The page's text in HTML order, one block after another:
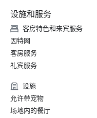
设施和服务
客房特色和来宾服务
因特网
客房服务
礼宾服务
设施
允许带宠物
场地内的餐厅